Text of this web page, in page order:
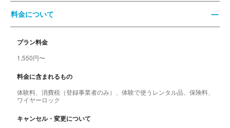
料金について
プラン料金
1,550円〜
料金に含まれるもの
体験料、消費税（登録事業者のみ）、体験で使うレンタル品、保険料、
ワイヤーロック
キャンセル・変更について